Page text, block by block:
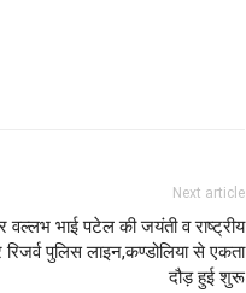
Next article
वल्लभ भाई पटेल की जयंती व राष्ट्रीय
पुलिस लाइन,कण्डोलिया से एकता
दौड़ हुई शुरू